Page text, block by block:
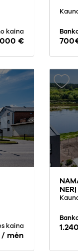
kaina
€
kaina
/ mėn
NERĮ